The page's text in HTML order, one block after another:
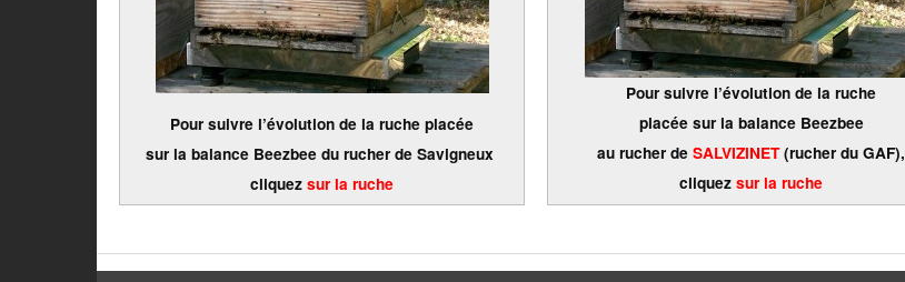
Pour suivre l’évolution de la ruche placée
sur la balance Beezbee du rucher de Savigneux
cliquez sur la ruche
Pour suivre l’évolution de la ruche
placée sur la balance Beezbee
au rucher de SALVIZINET(rucher du GAF),
cliquez sur la ruche